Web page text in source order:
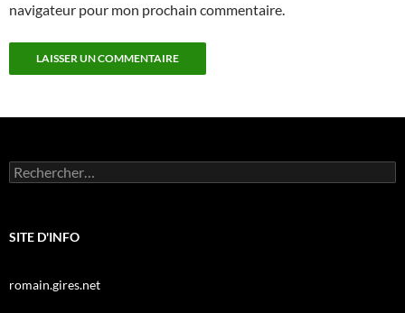
navigateur pour mon prochain commentaire.
Rechercher :
SITE D'INFO
romain.gires.net